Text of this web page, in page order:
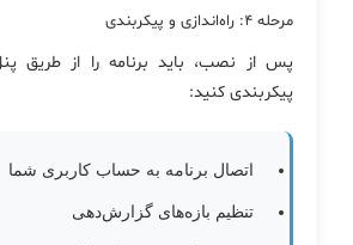
مرحله ۴: راه‌اندازی و پیکربندی
پس از نصب، باید برنامه را از طریق
پیکربندی کنید:
اتصال برنامه به حساب کاربری شما
تنظیم بازه‌های گزارش‌دهی